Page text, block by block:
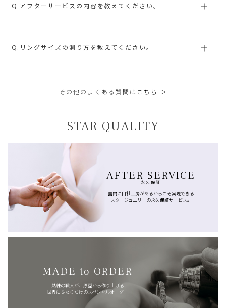
Q.アフターサービスの内容を教えてください。
Q.リングサイズの測り方を教えてください。
その他のよくある質問は こちら ＞
STAR QUALITY
AFTER SERVICE
永久保証
国内に自社工房があるからこそ実現できる
スタージュエリーの永久保証サービス。
MADE to ORDER
熟練の職人が、原型から作り上げる
世界にふたりだけのスペシャルオーダー